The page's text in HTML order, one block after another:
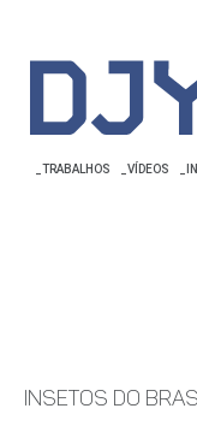
_TRABALHOS _VÍDEOS
Insetos do